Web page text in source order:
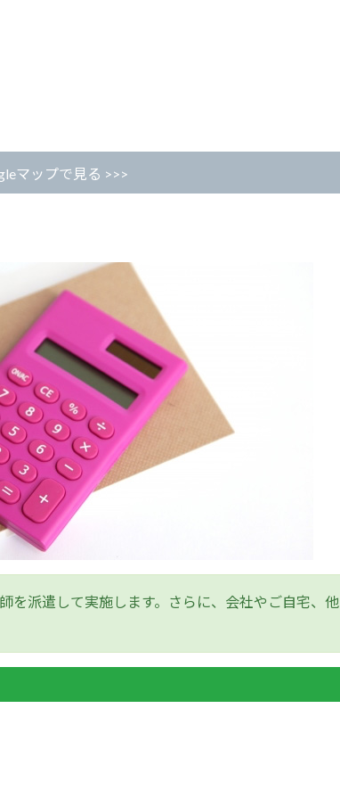
マップで見る >>>
を派遣して実施します。さらに、会社やご自宅、他